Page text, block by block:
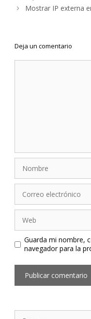
de
Mostrar IP externa
Deja un comentario
electrónico
Guarda mi nombre,
navegador para la
Buscar: